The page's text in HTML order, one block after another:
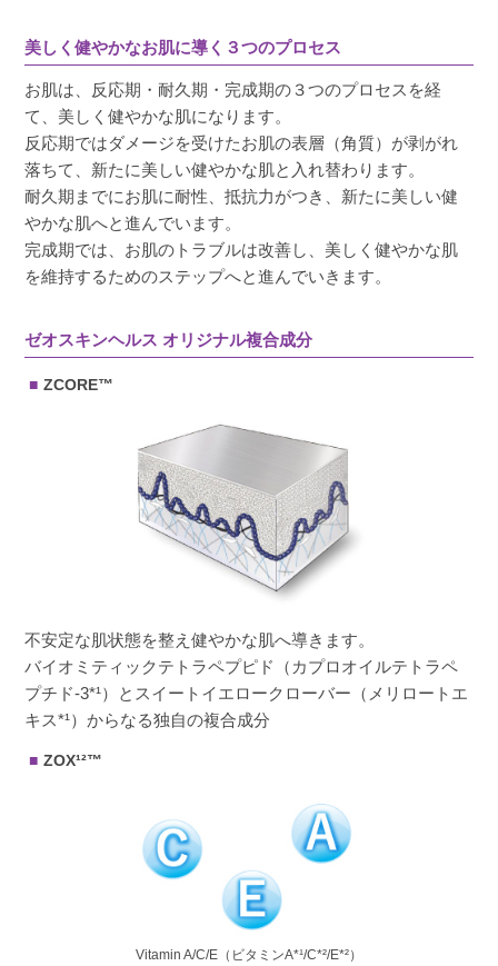
美しく健やかなお肌に導く３つのプロセス
お肌は、反応期・耐久期・完成期の３つのプロセスを経
て、美しく健やかな肌になります。
反応期ではダメージを受けたお肌の表層（角質）が剥がれ
落ちて、新たに美しい健やかな肌と入れ替わります。
耐久期までにお肌に耐性、抵抗力がつき、新たに美しい健
やかな肌へと進んでいます。
完成期では、お肌のトラブルは改善し、美しく健やかな肌
を維持するためのステップへと進んでいきます。
ゼオスキンヘルス オリジナル複合成分
ZCORE™
不安定な肌状態を整え健やかな肌へ導きます。
バイオミティックテトラペプピド（カプロオイルテトラペ
プチド-3*¹）とスイートイエロークローバー（メリロートエ
キス*¹）からなる独自の複合成分
ZOX¹²™
Vitamin A/C/E（ビタミンA*¹/C*²/E*²）